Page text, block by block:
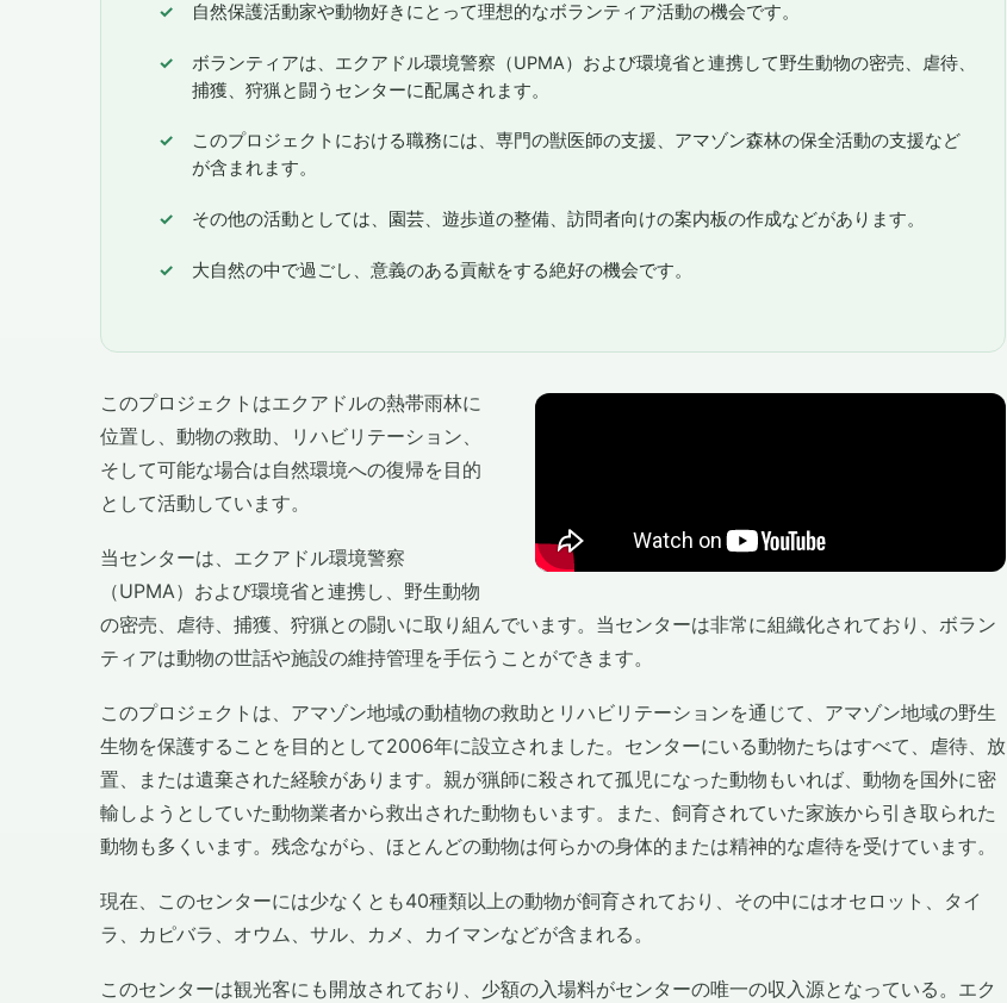
自然保護活動家や動物好きにとって理想的なボランティア活動の機会です。
ボランティアは、エクアドル環境警察（UPMA）および環境省と連携して野生動物の密売、虐待、
捕獲、狩猟と闘うセンターに配属されます。
このプロジェクトにおける職務には、専門の獣医師の支援、アマゾン森林の保全活動の支援など
が含まれます。
その他の活動としては、園芸、遊歩道の整備、訪問者向けの案内板の作成などがあります。
大自然の中で過ごし、意義のある貢献をする絶好の機会です。
このプロジェクトはエクアドルの熱帯雨林に
位置し、動物の救助、リハビリテーション、
そして可能な場合は自然環境への復帰を目的
として活動しています。
当センターは、エクアドル環境警察
（UPMA）および環境省と連携し、野生動物
の密売、虐待、捕獲、狩猟との闘いに取り組んでいます。当センターは非常に組織化されており、ボラン
ティアは動物の世話や施設の維持管理を手伝うことができます。
このプロジェクトは、アマゾン地域の動植物の救助とリハビリテーションを通じて、アマゾン地域の野生
生物を保護することを目的として2006年に設立されました。センターにいる動物たちはすべて、虐待、放
置、または遺棄された経験があります。親が猟師に殺されて孤児になった動物もいれば、動物を国外に密
輸しようとしていた動物業者から救出された動物もいます。また、飼育されていた家族から引き取られた
動物も多くいます。残念ながら、ほとんどの動物は何らかの身体的または精神的な虐待を受けています。
現在、このセンターには少なくとも40種類以上の動物が飼育されており、その中にはオセロット、タイ
ラ、カピバラ、オウム、サル、カメ、カイマンなどが含まれる。
このセンターは観光客にも開放されており、少額の入場料がセンターの唯一の収入源となっている。エク